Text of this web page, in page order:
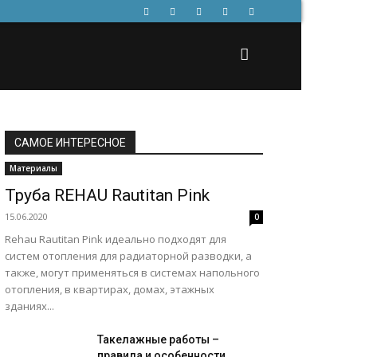
САМОЕ ИНТЕРЕСНОЕ
Материалы
Труба REHAU Rautitan Pink
15.06.2020 0
Rehau Rautitan Pink идеально подходят для
систем отопления для радиаторной разводки, а
также, могут применяться в системах напольного
отопления, в квартирах, домах, этажных
зданиях...
Такелажные работы –